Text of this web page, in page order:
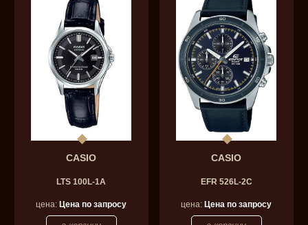
CASIO
LTS 100L-1A
цена: Цена по запросу
CASIO
EFR 526L-2C
цена: Цена по запросу